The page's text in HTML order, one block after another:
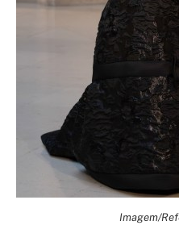
Imagem/